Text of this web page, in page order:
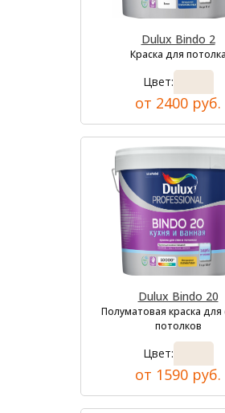
Dulux Bindo 2
Краска для потолка
Цвет:
от 2400 руб.
Dulux Bindo 20
Полуматовая краска для
потолков
Цвет:
от 1590 руб.